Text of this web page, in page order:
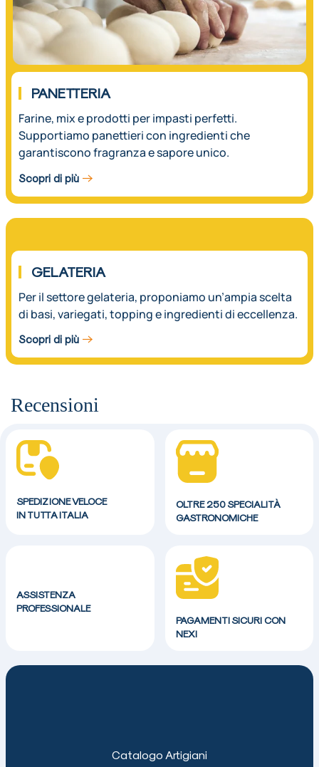
PANETTERIA
Farine, mix e prodotti per impasti perfetti.
Supportiamo panettieri con ingredienti che
garantiscono fragranza e sapore unico.
Scopri di più
03.
GELATERIA
Per il settore gelateria, proponiamo un’ampia scelta
di basi, variegati, topping e ingredienti di eccellenza.
Scopri di più
Recensioni
SPEDIZIONE VELOCE
IN TUTTA ITALIA
OLTRE 250 SPECIALITÀ
GASTRONOMICHE
ASSISTENZA
PROFESSIONALE
PAGAMENTI SICURI CON
NEXI
Catalogo Artigiani